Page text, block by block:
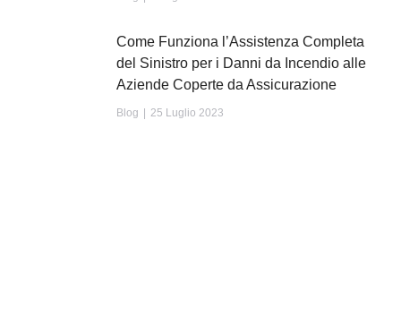
Come Funziona l’Assistenza Completa
del Sinistro per i Danni da Incendio alle
Aziende Coperte da Assicurazione
Blog 25 Luglio 2023